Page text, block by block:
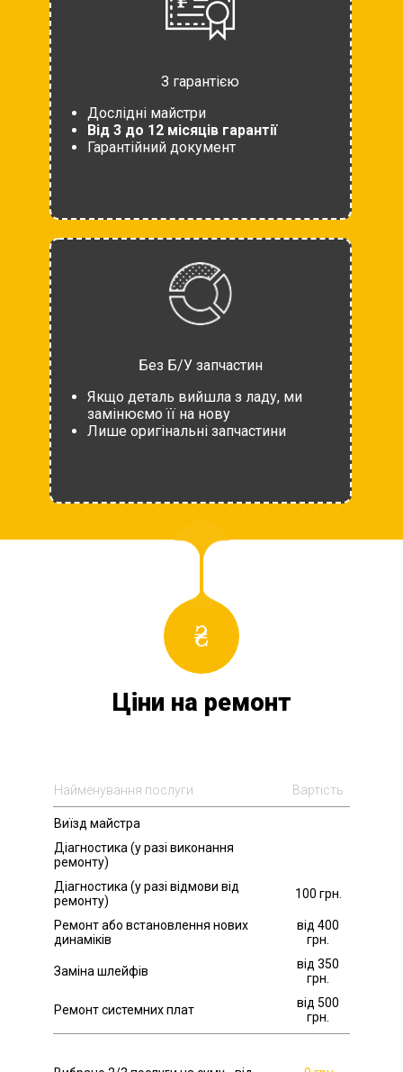
З гарантією
Дослідні майстри
Від 3 до 12 місяців гарантії
Гарантійний документ
Без Б/У запчастин
Якщо деталь вийшла з ладу, ми
замінюємо її на нову
Лише оригінальні запчастини
Ціни на ремонт
Найменування послуги Вартість
Виїзд майстра
Діагностика (у разі виконання
ремонту)
Діагностика (у разі відмови від
ремонту)
100 грн.
Ремонт або встановлення нових
динаміків
від 400
грн.
Заміна шлейфів
від 350
грн.
Ремонт системних плат
від 500
грн.